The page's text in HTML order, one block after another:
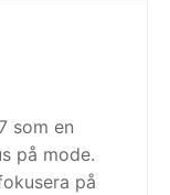
som en
på mode.
på